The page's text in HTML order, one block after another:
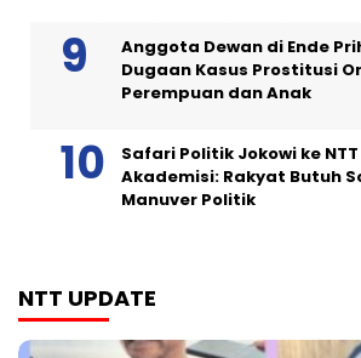
Anggota Dewan di Ende
Dugaan Kasus Prostitusi
Perempuan dan Anak
Safari Politik Jokowi ke
Akademisi: Rakyat Butuh
Manuver Politik
NTT UPDATE